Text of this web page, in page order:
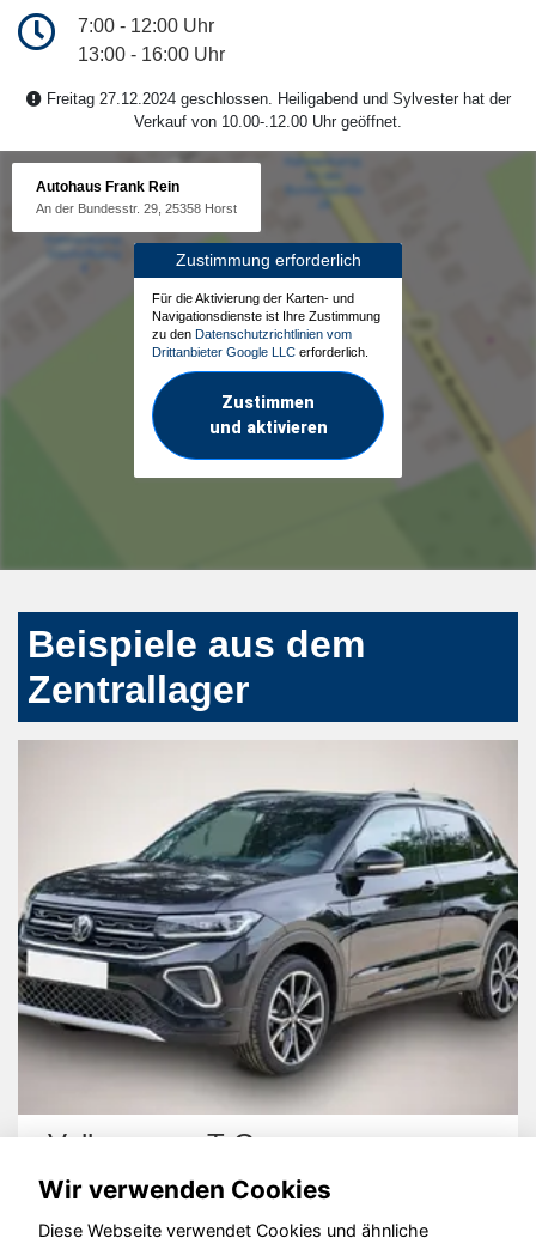
7:00 - 12:00 Uhr
13:00 - 16:00 Uhr
Freitag 27.12.2024 geschlossen. Heiligabend und Sylvester hat der
Verkauf von 10.00-.12.00 Uhr geöffnet.
Autohaus Frank Rein
An der Bundesstr. 29, 25358 Horst
Zustimmung erforderlich
Für die Aktivierung der Karten- und
Navigationsdienste ist Ihre Zustimmung
zu den Datenschutzrichtlinien vom
Drittanbieter Google LLC erforderlich.
Zustimmen
und aktivieren
Beispiele aus dem
Zentrallager
Volkswagen T-Cross
Wir verwenden Cookies
Diese Webseite verwendet Cookies und ähnliche